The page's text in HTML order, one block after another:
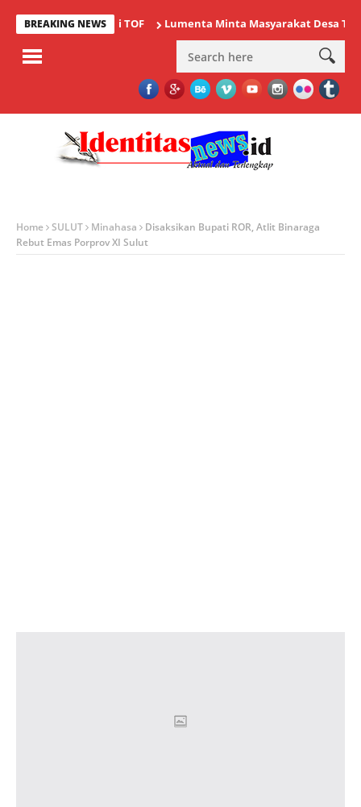
BREAKING NEWS
Bergengsi TOF Lumenta Minta Masyarakat Desa Tolok
Home SULUT Minahasa
Disaksikan Bupati ROR, Atlit Binaraga
Rebut Emas Porprov XI Sulut